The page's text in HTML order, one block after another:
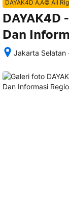
DAYAK4D Ã‚Â© All
DAYAK4D
Dan
Jakarta Selatan
memesan,
semua